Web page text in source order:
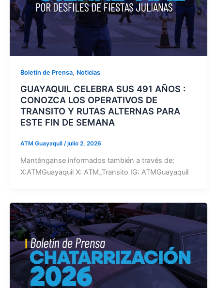
Boletín de Prensa, Noticias
GUAYAQUIL CELEBRA SUS 491 AÑOS :
CONOZCA LOS OPERATIVOS DE
TRANSITO Y RUTAS ALTERNAS PARA
ESTE FIN DE SEMANA
ATM Guayaquil /julio 2, 2026
Manténganse informados también a través de:
X:ATMGuayaquil X: ATM_Transito IG: ATMGuayaquil